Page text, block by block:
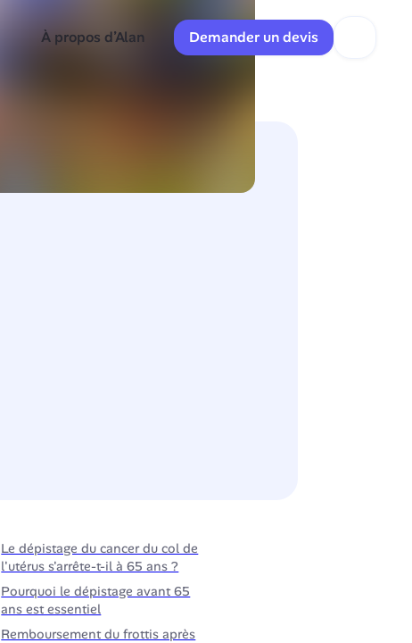
À propos d’Alan Demander un devis
Le dépistage du cancer du col de
l'utérus s'arrête-t-il à 65 ans ?
Pourquoi le dépistage avant 65
ans est essentiel
Remboursement du frottis après